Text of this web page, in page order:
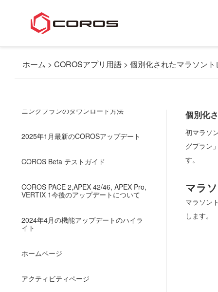
ホーム COROSアプリ用語 個別化されたマラソン
2026年5月の機能アップデートのハイラ
2025年12月最新の機能アップデートハイ
ニングプランのダウンロード方法
2025年1月最新のCOROSアップデート
COROS Beta テストガイド
COROS PACE 2,APEX 42/46, APEX Pro,
VERTIX 1今後のアップデートについて
2024年4月の機能アップデートのハイラ
イト
ホームページ
アクティビティページ
個別化
初マラソ
グプラン
す。
マラ
マラソン
します。